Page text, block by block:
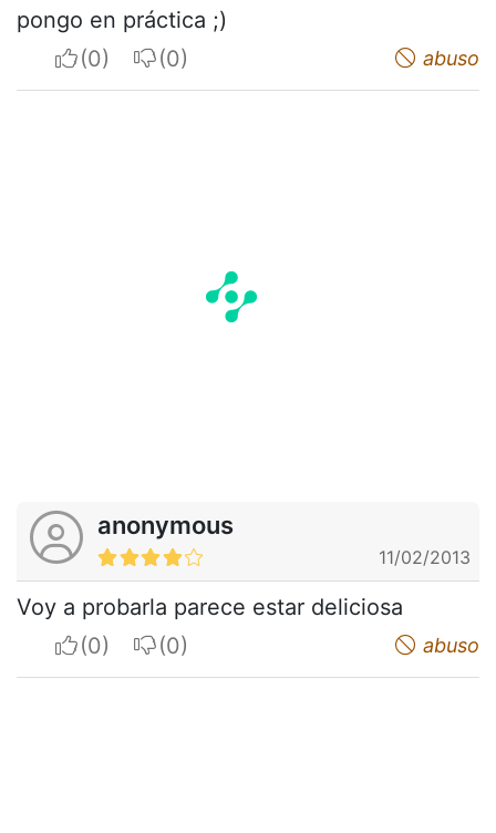
pongo en práctica ;)
I apreciateI do not appreciate abuso
anonymous
11/02/2013
Voy a probarla parece estar deliciosa
I apreciateI do not appreciate abuso